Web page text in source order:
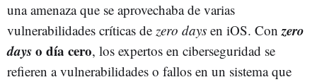
una amenaza que se aprovechaba de varias
vulnerabilidades críticas de zero days en iOS. Conzero
dayso día cero, los expertos en ciberseguridad se
refieren a vulnerabilidades o fallos en un sistema que